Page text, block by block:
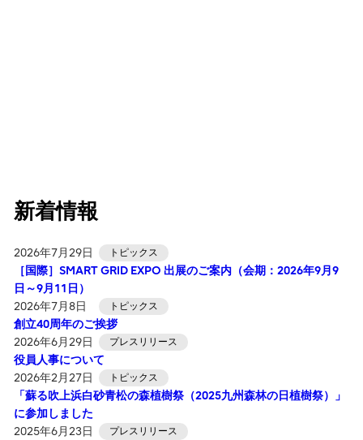
新着情報
2026年7月29日 トピックス
［国際］SMART GRID EXPO 出展のご案内（会期：2026年9月9
日～9月11日）
2026年7月8日
トピックス
創立40周年のご挨拶
2026年6月29日
プレスリリース
役員人事について
2026年2月27日
トピックス
「蘇る吹上浜白砂青松の森植樹祭（2025九州森林の日植樹祭）」
に参加しました
2025年6月23日
プレスリリース